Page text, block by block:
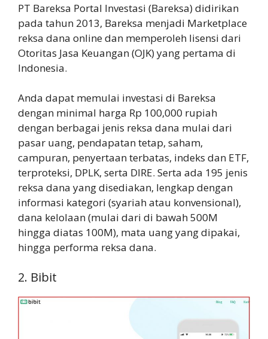
PT Bareksa Portal Investasi (Bareksa) didirikan
pada tahun 2013, Bareksa menjadi Marketplace
reksa dana online dan memperoleh lisensi dari
Otoritas Jasa Keuangan (OJK) yang pertama di
Indonesia.
Anda dapat memulai investasi di Bareksa
dengan minimal harga Rp 100,000 rupiah
dengan berbagai jenis reksa dana mulai dari
pasar uang, pendapatan tetap, saham,
campuran, penyertaan terbatas, indeks dan ETF,
terproteksi, DPLK, serta DIRE. Serta ada 195 jenis
reksa dana yang disediakan, lengkap dengan
informasi kategori (syariah atau konvensional),
dana kelolaan (mulai dari di bawah 500M
hingga diatas 100M), mata uang yang dipakai,
hingga performa reksa dana.
2. Bibit